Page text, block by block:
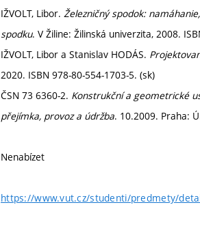
IŽVOLT, Libor. Železničný spodok:
spodku. V Žiline: Žilinská univerzita, 2008.
IŽVOLT, Libor a Stanislav HODÁS.
2020. ISBN 978-80-554-1703-5. (sk)
ČSN 73 6360-2. Konstrukční a geometrické
přejímka, provoz a údržba. 10.2009. Praha:
Nenabízet
https://www.vut.cz/studenti/predmety/